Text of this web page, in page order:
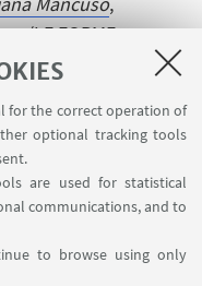
for the correct operation of
optional tracking tools
are used for statistical
communications, and to
to browse using only
(LE FORME